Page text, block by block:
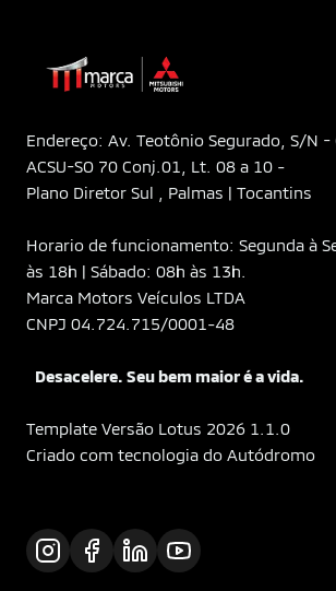
Endereço: Av. Teotônio Segurado, S/N -
ACSU-SO 70 Conj.01, Lt. 08 a 10 -
Plano Diretor Sul , Palmas | Tocantins
Horario de funcionamento: Segunda à
às 18h | Sábado: 08h às 13h.
Marca Motors Veículos LTDA
CNPJ 04.724.715/0001-48
Desacelere. Seu bem maior é a vida.
Template Versão Lotus 2026 1.1.0
Criado com tecnologia do Autódromo